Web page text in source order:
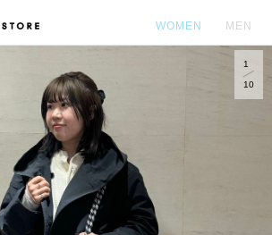
WOMEN MEN
1
10